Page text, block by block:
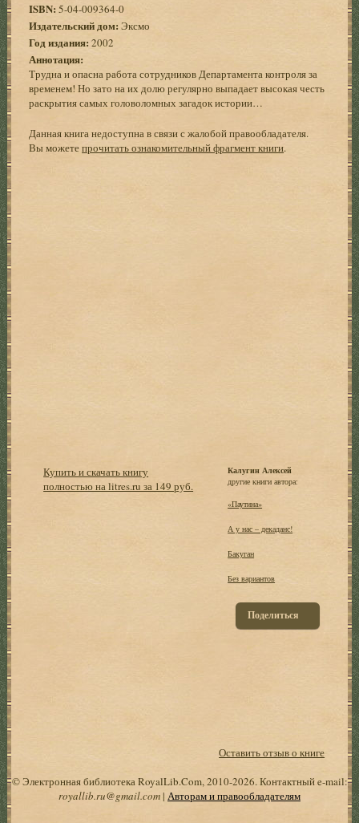
ISBN: 5-04-009364-0
Издательский дом: Эксмо
Год издания: 2002
Аннотация:
Трудна и опасна работа сотрудников Департамента контроля за
временем! Но зато на их долю регулярно выпадает высокая честь
раскрытия самых головоломных загадок истории…
Данная книга недоступна в связи с жалобой правообладателя.
Вы можетепрочитать ознакомительный фрагмент книги.
Купить и скачать книгу
полностью на litres.ru за 149 руб.
Калугин Алексей
другие книги автора:
«Паутина»
А у нас – декаданс!
Бакуган
Без вариантов
Поделиться
Оставить отзыв о книге
© Электронная библиотека RoyalLib.Com, 2010-2026. Контактный e-mail:
royallib.ru@gmail.com| Авторам и правообладателям